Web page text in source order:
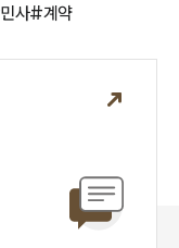
민사#계약